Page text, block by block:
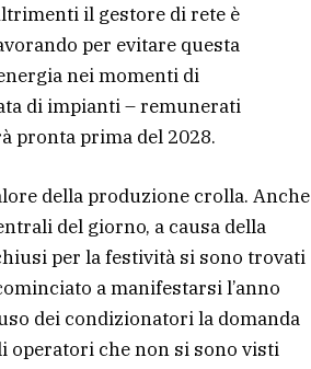
il gestore di rete è
per evitare questa
nei momenti di
di impianti – remunerati
pronta prima del 2028.
della produzione crolla. Anche
del giorno, a causa della
per la festività si sono trovati
a manifestarsi l’anno
dei condizionatori la domanda
operatori che non si sono visti